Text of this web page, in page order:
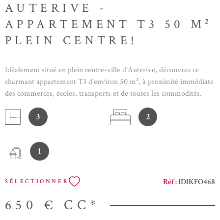
AUTERIVE -
APPARTEMENT T3 50 M²
PLEIN CENTRE!
Idéalement situé en plein centre-ville d'Auterive, découvrez ce
charmant appartement T3 d'environ 50 m², à proximité immédiate
des commerces, écoles, transports et de toutes les commodités.
L'appartement se compose d'une pièce de vie lumineuse avec
cuisine, de deux chambres, d'une salle d'eau ainsi que de WC.
Fonctionnel et agréable à vivre, ce logement est idéal pour un
couple, une petite famille ou des colocataires recherchant un cadre
de vie pratique en centre-ville. DISPONIBLE AU 1ER
agence immobilière se spécialise dans le droit immobilier. Vous
souhaitez rédiger un compromis de vente pour votre bien
immobilier ou votre commerce, vous avez une question en droit de
la construction ? Droit de la copropriété ? Droit des baux ?
3 2
1
SÉLECTIONNER Réf :IDIKFO468
650 € CC*